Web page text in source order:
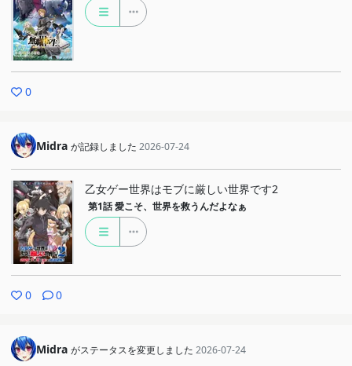
0
Midra が記録しました 2026-07-24
乙女ゲー世界はモブに厳しい世界です2
第1話 愛こそ、世界を救うんだよなぁ
0 0
Midra がステータスを変更しました 2026-07-24